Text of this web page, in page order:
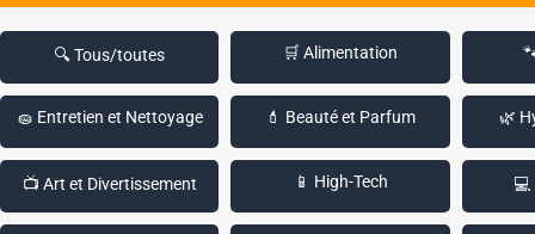
🔍 Tous/toutes 🛒 Alimentation
🧽 Entretien et Nettoyage 💄 Beauté et Parfum 🌿
📺 Art et Divertissement 📱 High-Tech 💻